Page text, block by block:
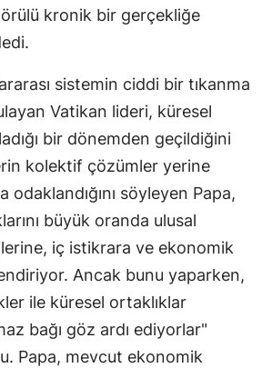
örülü kronik bir gerçekliğe
sistemin ciddi bir tıkanma
Vatikan lideri, küresel
bir dönemden geçildiğini
kolektif çözümler yerine
odaklandığını söyleyen Papa,
büyük oranda ulusal
iç istikrara ve ekonomik
Ancak bunu yaparken,
ile küresel ortaklıklar
bağı göz ardı ediyorlar"
Papa, mevcut ekonomik